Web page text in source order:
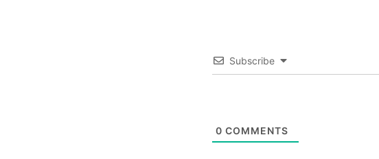
Subscribe
0 COMMENTS